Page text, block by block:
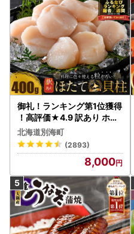
御礼！ランキング第1位獲得
！高評価★4.9 訳あり ホタ
テ 400g（ほたて 帆立 貝柱
冷凍 ）
北海道別海町
(2893)
8,000